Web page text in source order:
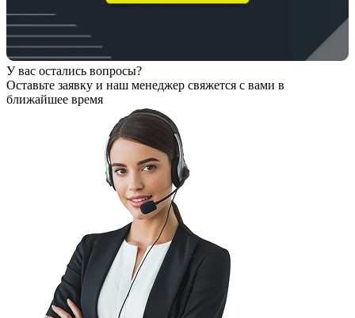
У вас остались вопросы?
Оставьте заявку и наш менеджер свяжется с вами в
ближайшее время